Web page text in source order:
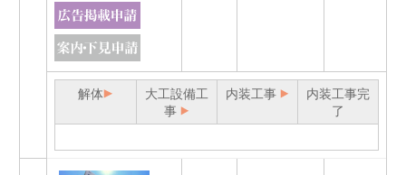
解体
大工設備工
事
内装工事
内装工事完
了